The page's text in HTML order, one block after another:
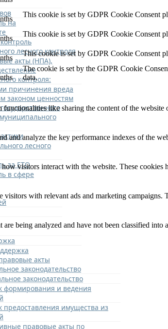
на
лесного контроля
акты (НПА),
контроля:
причинения вреда
законом ценностям
лесного
за ЕТО
в сфере
акты
законодательство
законодательство
формирования и ведения
предоставления имущества из
правовые акты по
This cookie is set by GDPR Cookie Consent
This cookie is set by GDPR Cookie Consent
This cookie is set by GDPR Cookie Consent
The cookie is set by the GDPR Cookie
data.
like sharing the content of the
and analyze the key performance indexes of the
visitors interact with the website. These
visitors with relevant ads and marketing
being analyzed and have not been classified into